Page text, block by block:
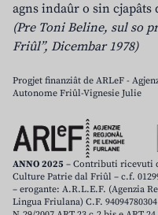
agns indaûr o sin
(Pre Toni Beline, sul so
Friûl”, Dicembar 1978)
Progjet finanziât de ARLeF -
Autonome Friûl-Vignesie Julie
ANNO 2025 – Contributi ricevuti
Culture Patrie dal Friûl – c.f.
– erogante: A.R.L.E.F. (Agenzia
Lingua Friulana) C.F.